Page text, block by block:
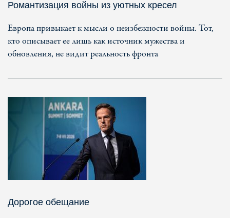
Романтизация войны из уютных кресел
Европа привыкает к мысли о неизбежности войны. Тот,
кто описывает ее лишь как источник мужества и
обновления, не видит реальность фронта
Дорогое обещание